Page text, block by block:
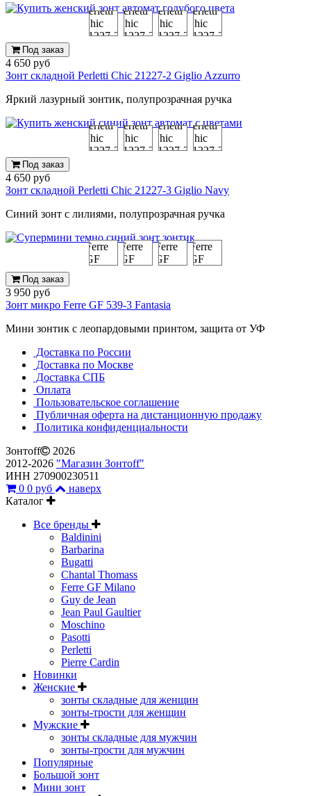
Под заказ
4 650 руб
Зонт складной Perletti Chic 21227-2 Giglio Azzurro
Яркий лазурный зонтик, полупрозрачная ручка
Под заказ
4 650 руб
Зонт складной Perletti Chic 21227-3 Giglio Navy
Синий зонт с лилиями, полупрозрачная ручка
Под заказ
3 950 руб
Зонт микро Ferre GF 539-3 Fantasia
Мини зонтик с леопардовыми принтом, защита от УФ
Доставка по России
Доставка по Москве
Доставка СПБ
Оплата
Пользовательское соглашение
Публичная оферта на дистанционную продажу
Политика конфиденциальности
Зонтoff
2026
2012-2026 "Магазин Зонтoff"
ИНН 270900230511
0 0 руб
наверх
Каталог
Все бренды
Baldinini
Barbarina
Bugatti
Chantal Thomass
Ferre GF Milano
Guy de Jean
Jean Paul Gaultier
Moschino
Pasotti
Perletti
Pierre Cardin
Новинки
Женские
зонты складные для женщин
зонты-трости для женщин
Мужские
зонты складные для мужчин
зонты-трости для мужчин
Популярные
Большой зонт
Мини зонт